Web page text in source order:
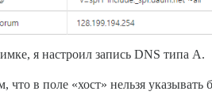
я настроил запись DNS типа A.
что в поле «хост» нельзя